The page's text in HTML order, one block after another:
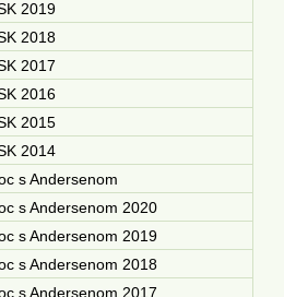
2019
2018
2017
2016
2015
2014
s Andersenom
s Andersenom 2020
s Andersenom 2019
s Andersenom 2018
s Andersenom 2017